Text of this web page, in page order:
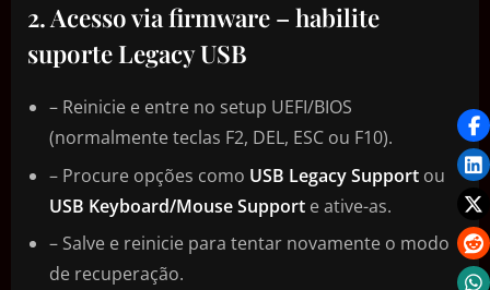
2. Acesso via firmware – habilite
suporte Legacy USB
– Reinicie e entre no setup UEFI/BIOS
(normalmente teclas F2, DEL, ESC ou F10).
– Procure opções como USB Legacy Support ou
USB Keyboard/Mouse Support e ative-as.
– Salve e reinicie para tentar novamente o modo
de recuperação.